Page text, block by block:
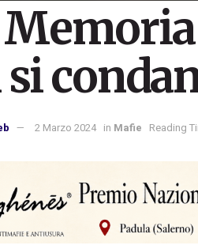
2 Marzo 2024 in Mafie Reading